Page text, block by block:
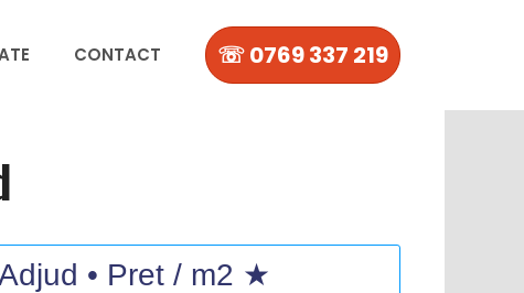
CONTACT ☏ 0769 337 219
• Pret / m2 ★